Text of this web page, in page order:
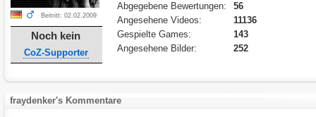
Beitritt: 02.02.2009
Noch kein
CoZ-Supporter
Abgegebene Bewertungen:
56
Angesehene Videos:
11136
Gespielte Games:
143
Angesehene Bilder:
252
fraydenker's Kommentare